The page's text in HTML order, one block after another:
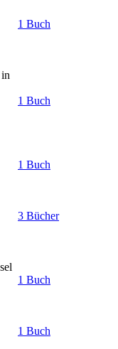
1 Buch
1 Buch
1 Buch
3 Bücher
1 Buch
1 Buch